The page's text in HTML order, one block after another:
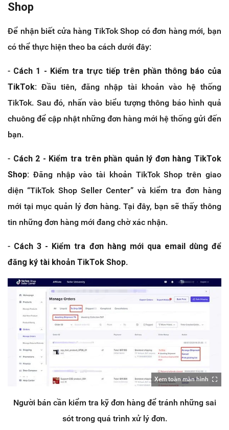
Shop
Để nhận biết cửa hàng TikTok Shop có đơn hàng mới, bạn
có thể thực hiện theo ba cách dưới đây:
- Cách 1 - Kiểm tra trực tiếp trên phần thông báo của
TikTok: Đầu tiên, đăng nhập tài khoản vào hệ thống
TikTok. Sau đó, nhấn vào biểu tượng thông báo hình quả
chuông để cập nhật những đơn hàng mới hệ thống gửi đến
bạn.
- Cách 2 - Kiểm tra trên phần quản lý đơn hàng TikTok
Shop: Đăng nhập vào tài khoản TikTok Shop trên giao
diện “TikTok Shop Seller Center” và kiểm tra đơn hàng
mới tại mục quản lý đơn hàng. Tại đây, bạn sẽ thấy thông
tin những đơn hàng mới đang chờ xác nhận.
- Cách 3 - Kiểm tra đơn hàng mới qua email dùng để
đăng ký tài khoản TikTok Shop.
Xem toàn màn hình
Người bán cần kiểm tra kỹ đơn hàng để tránh những sai
sót trong quá trình xử lý đơn.